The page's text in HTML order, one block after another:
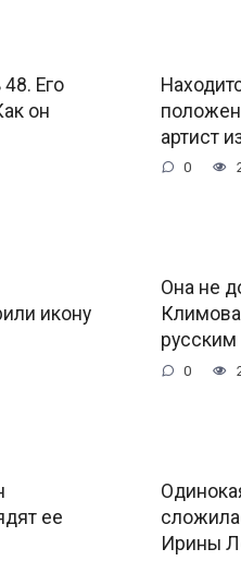
Его
он
артист
0
икону
Она не
0
ее
Ирины